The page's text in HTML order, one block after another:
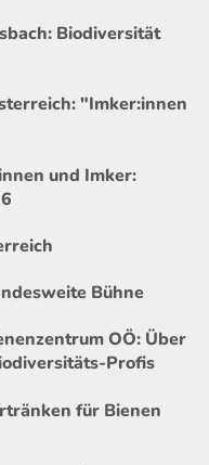
Biodiversität
"Imker:innen
und Imker:
Bühne
OÖ: Über
Profis
für Bienen